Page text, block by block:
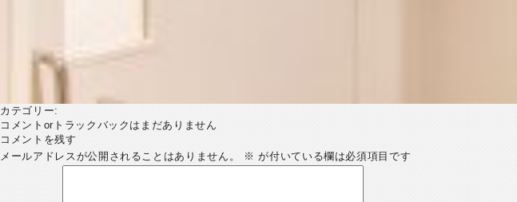
カテゴリー:
コメントorトラックバックはまだありません
コメントを残す
メールアドレスが公開されることはありません。
※ が付いている欄は必須項目です